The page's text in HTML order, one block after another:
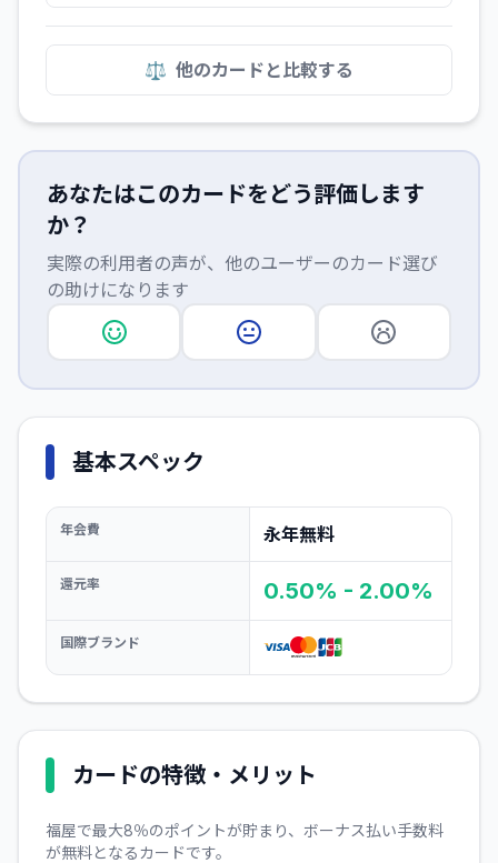
⚖️ 他のカードと比較する
あなたはこのカードをどう評価します
か？
実際の利用者の声が、他のユーザーのカード選び
の助けになります
基本スペック
年会費 永年無料
還元率 0.50% - 2.00%
国際ブランド
カードの特徴・メリット
福屋で最大8％のポイントが貯まり、ボーナス払い手数料
が無料となるカードです。